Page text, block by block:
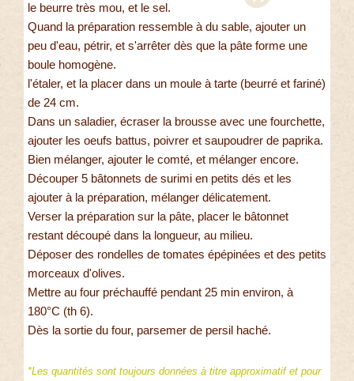
le beurre très mou, et le sel.
Quand la préparation ressemble à du sable, ajouter un
peu d'eau, pétrir, et s'arrêter dès que la pâte forme une
boule homogène.
l'étaler, et la placer dans un moule à tarte (beurré et fariné)
de 24 cm.
Dans un saladier, écraser la brousse avec une fourchette,
ajouter les oeufs battus, poivrer et saupoudrer de paprika.
Bien mélanger, ajouter le comté, et mélanger encore.
Découper 5 bâtonnets de surimi en petits dés et les
ajouter à la préparation, mélanger délicatement.
Verser la préparation sur la pâte, placer le bâtonnet
restant découpé dans la longueur, au milieu.
Déposer des rondelles de tomates épépinées et des petits
morceaux d'olives.
Mettre au four préchauffé pendant 25 min environ, à
180°C (th 6).
Dès la sortie du four, parsemer de persil haché.
*Les quantités sont toujours données à titre approximatif et pour